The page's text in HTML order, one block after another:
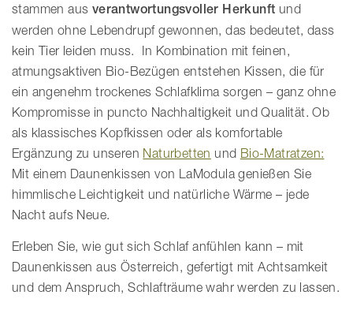
stammen aus verantwortungsvoller Herkunft und
werden ohne Lebendrupf gewonnen, das bedeutet, dass
kein Tier leiden muss. In Kombination mit feinen,
atmungsaktiven Bio-Bezügen entstehen Kissen, die für
ein angenehm trockenes Schlafklima sorgen – ganz ohne
Kompromisse in puncto Nachhaltigkeit und Qualität. Ob
als klassisches Kopfkissen oder als komfortable
Ergänzung zu unseren Naturbetten und Bio-Matratzen:
Mit einem Daunenkissen von LaModula genießen Sie
himmlische Leichtigkeit und natürliche Wärme – jede
Nacht aufs Neue.
Erleben Sie, wie gut sich Schlaf anfühlen kann – mit
Daunenkissen aus Österreich, gefertigt mit Achtsamkeit
und dem Anspruch, Schlafträume wahr werden zu lassen.